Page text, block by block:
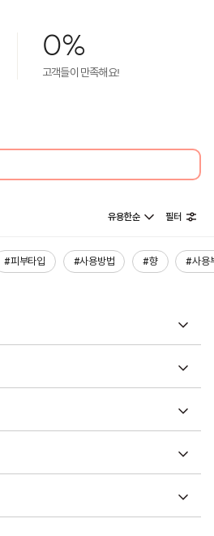
0%
고객들이 만족해요!
유용한순 필터
#피부타입 #사용방법 #향 #사용